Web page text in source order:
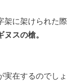
架に架けられた際
ヌスの槍。
実在するのでしょ